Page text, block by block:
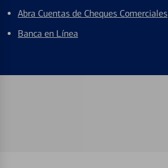
Abra Cuentas de Cheques Comerciales
Banca en Línea